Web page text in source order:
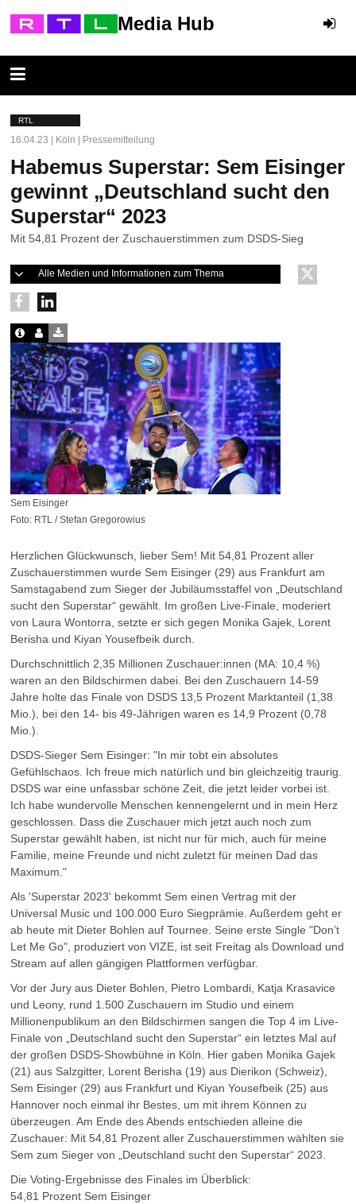
Media Hub
RTL
16.04.23 | Köln | Pressemitteilung
Habemus Superstar: Sem Eisinger
gewinnt „Deutschland sucht den
Superstar“ 2023
Mit 54,81 Prozent der Zuschauerstimmen zum DSDS-Sieg
Alle Medien und Informationen zum Thema
Sem Eisinger
Foto: RTL / Stefan Gregorowius
Herzlichen Glückwunsch, lieber Sem! Mit 54,81 Prozent aller
Zuschauerstimmen wurde Sem Eisinger (29) aus Frankfurt am
Samstagabend zum Sieger der Jubiläumsstaffel von „Deutschland
sucht den Superstar“ gewählt. Im großen Live-Finale, moderiert
von Laura Wontorra, setzte er sich gegen Monika Gajek, Lorent
Berisha und Kiyan Yousefbeik durch.
Durchschnittlich 2,35 Millionen Zuschauer:innen (MA: 10,4 %)
waren an den Bildschirmen dabei. Bei den Zuschauern 14-59
Jahre holte das Finale von DSDS 13,5 Prozent Marktanteil (1,38
Mio.), bei den 14- bis 49-Jährigen waren es 14,9 Prozent (0,78
Mio.).
DSDS-Sieger Sem Eisinger: "In mir tobt ein absolutes
Gefühlschaos. Ich freue mich natürlich und bin gleichzeitig traurig.
DSDS war eine unfassbar schöne Zeit, die jetzt leider vorbei ist.
Ich habe wundervolle Menschen kennengelernt und in mein Herz
geschlossen. Dass die Zuschauer mich jetzt auch noch zum
Superstar gewählt haben, ist nicht nur für mich, auch für meine
Familie, meine Freunde und nicht zuletzt für meinen Dad das
Maximum."
Als 'Superstar 2023' bekommt Sem einen Vertrag mit der
Universal Music und 100.000 Euro Siegprämie. Außerdem geht er
ab heute mit Dieter Bohlen auf Tournee. Seine erste Single "Don’t
Let Me Go", produziert von VIZE, ist seit Freitag als Download und
Stream auf allen gängigen Plattformen verfügbar.
Vor der Jury aus Dieter Bohlen, Pietro Lombardi, Katja Krasavice
und Leony, rund 1.500 Zuschauern im Studio und einem
Millionenpublikum an den Bildschirmen sangen die Top 4 im Live-
Finale von „Deutschland sucht den Superstar“ ein letztes Mal auf
der großen DSDS-Showbühne in Köln. Hier gaben Monika Gajek
(21) aus Salzgitter, Lorent Berisha (19) aus Dierikon (Schweiz),
Sem Eisinger (29) aus Frankfurt und Kiyan Yousefbeik (25) aus
Hannover noch einmal ihr Bestes, um mit ihrem Können zu
überzeugen. Am Ende des Abends entschieden alleine die
Zuschauer: Mit 54,81 Prozent aller Zuschauerstimmen wählten sie
Sem zum Sieger von „Deutschland sucht den Superstar“ 2023.
Die Voting-Ergebnisse des Finales im Überblick:
54,81 Prozent Sem Eisinger